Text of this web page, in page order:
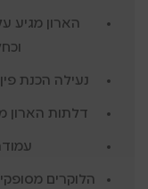
נעילה הכנת
דלתות הארון
עמודה